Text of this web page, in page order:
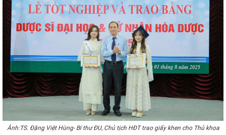
Ảnh:TS. Đặng Việt Hùng- Bí thư ĐU, Chủ tịch HĐT trao giấy khen cho Thủ khoa